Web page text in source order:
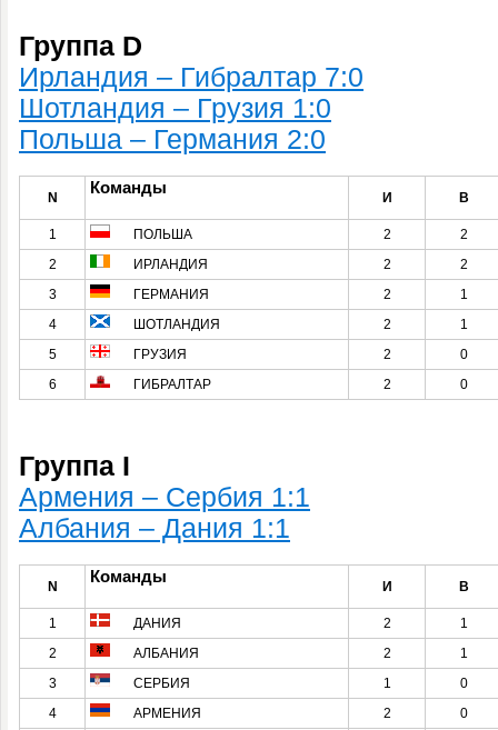
Группа D
Ирландия – Гибралтар 7:0
Шотландия – Грузия 1:0
Польша – Германия 2:0
N
Команды
И В
1 ПОЛЬША 2
2
2
ИРЛАНДИЯ 2
2
3
ГЕРМАНИЯ 2
1
4
ШОТЛАНДИЯ 2
1
5
ГРУЗИЯ 2
0
6
ГИБРАЛТАР 2 0
Группа I
Армения – Сербия 1:1
Албания – Дания 1:1
N
Команды
И В
1 ДАНИЯ 2
1
2
АЛБАНИЯ 2
1
3
СЕРБИЯ 1
0
4
АРМЕНИЯ 2
0